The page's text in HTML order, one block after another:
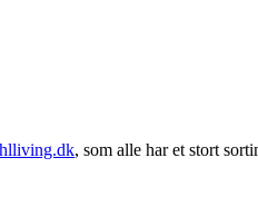
, som alle har et stort